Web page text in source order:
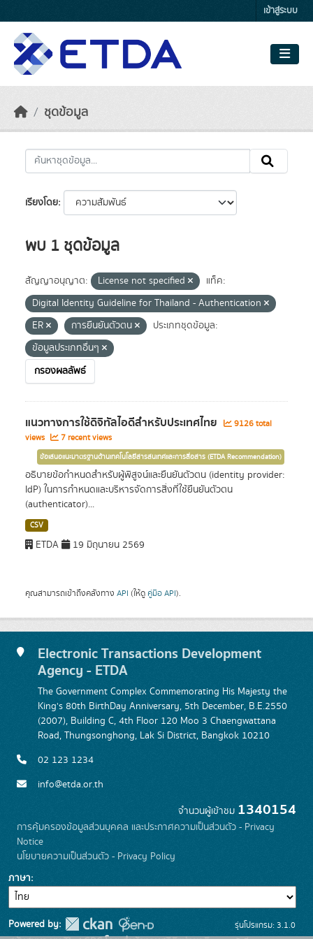
เข้าสู่ระบบ
ชุดข้อมูล
เรียงโดย
พบ 1 ชุดข้อมูล
สัญญาอนุญาต: License not specified
แท็ค:
Digital Identity Guideline for Thailand - Authentication
ER
การยืนยันตัวตน
ประเภทชุดข้อมูล:
ข้อมูลประเภทอื่นๆ
กรองผลลัพธ์
แนวทางการใช้ดิจิทัลไอดีสำหรับประเทศไทย
9126 total
views
7 recent views
ข้อเสนอแนะมาตรฐานด้านเทคโนโลยีสารสนเทศและการสื่อสาร (ETDA Recommendation)
อธิบายข้อกำหนดสำหรับผู้พิสูจน์และยืนยันตัวตน (identity provider:
IdP) ในการกำหนดและบริหารจัดการสิ่งที่ใช้ยืนยันตัวตน
(authenticator)...
CSV
ETDA 19 มิถุนายน 2569
คุณสามารถเข้าถึงคลังทาง API (ให้ดู คู่มือ API).
Electronic Transactions Development
Agency - ETDA
The Government Complex Commemorating His Majesty the
King's 80th BirthDay Anniversary, 5th December, B.E.2550
(2007), Building C, 4th Floor 120 Moo 3 Chaengwattana
Road, Thungsonghong, Lak Si District, Bangkok 10210
02 123 1234
info@etda.or.th
จำนวนผู้เข้าชม 1340154
การคุ้มครองข้อมูลส่วนบุคคล และประกาศความเป็นส่วนตัว - Privacy
Notice
นโยบายความเป็นส่วนตัว - Privacy Policy
ภาษา
Powered by:
รุ่นโปรแกรม: 3.1.0